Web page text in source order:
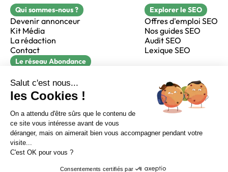
Sur LinkedIn Sur Youtube
Sur X Sur Facebook
Newsletter Abondance
Qui sommes-nous ?
Devenir annonceur
Kit Média
La rédaction
Contact
Explorer le SEO
Offres d'emploi SEO
Nos guides SEO
Audit SEO
Lexique SEO
Le réseau Abondance
Réacteur
alfie formation